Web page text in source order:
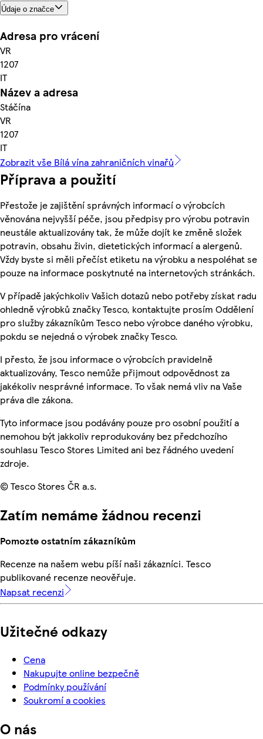
Údaje o značce
Adresa pro vrácení
VR
1207
IT
Název a adresa
Stáčína
VR
1207
IT
Zobrazit vše Bílá vína zahraničních vinařů
Příprava a použití
Přestože je zajištění správných informací o výrobcích
věnována nejvyšší péče, jsou předpisy pro výrobu potravin
neustále aktualizovány tak, že může dojít ke změně složek
potravin, obsahu živin, dietetických informací a alergenů.
Vždy byste si měli přečíst etiketu na výrobku a nespoléhat se
pouze na informace poskytnuté na internetových stránkách.
V případě jakýchkoliv Vašich dotazů nebo potřeby získat radu
ohledně výrobků značky Tesco, kontaktujte prosím Oddělení
pro služby zákazníkům Tesco nebo výrobce daného výrobku,
pokdu se nejedná o výrobek značky Tesco.
I přesto, že jsou informace o výrobcích pravidelně
aktualizovány, Tesco nemůže přijmout odpovědnost za
jakékoliv nesprávné informace. To však nemá vliv na Vaše
práva dle zákona.
Tyto informace jsou podávány pouze pro osobní použití a
nemohou být jakkoliv reprodukovány bez předchozího
souhlasu Tesco Stores Limited ani bez řádného uvedení
zdroje.
© Tesco Stores ČR a.s.
Zatím nemáme žádnou recenzi
Pomozte ostatním zákazníkům
Recenze na našem webu píší naši zákazníci. Tesco
publikované recenze neověřuje.
Napsat recenzi
Užitečné odkazy
Cena
Nakupujte online bezpečně
Podmínky používání
Soukromí a cookies
O nás